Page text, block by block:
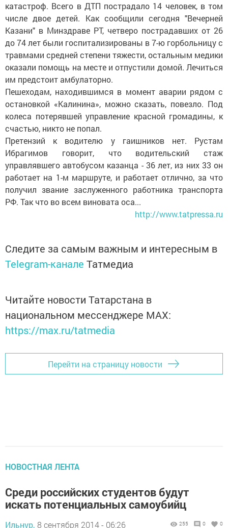
катастроф. Всего в ДТП пострадало 14 человек, в том
числе двое детей. Как сообщили сегодня "Вечерней
Казани" в Минздраве РТ, четверо пострадавших от 26
до 74 лет были госпитализированы в 7-ю горбольницу с
травмами средней степени тяжести, остальным медики
оказали помощь на месте и отпустили домой. Лечиться
им предстоит амбулаторно.
Пешеходам, находившимся в момент аварии рядом с
остановкой «Калинина», можно сказать, повезло. Под
колеса потерявшей управление красной громадины, к
счастью, никто не попал.
Претензий к водителю у гаишников нет. Рустам
Ибрагимов говорит, что водительский стаж
управлявшего автобусом казанца - 36 лет, из них 33 он
работает на 1-м маршруте, и работает отлично, за что
получил звание заслуженного работника транспорта
РФ. Так что во всем виновата оса...
http://www.tatpressa.ru
Следите за самым важным и интересным в
Telegram-канале Татмедиа
Читайте новости Татарстана в
национальном мессенджере MАХ:
https://max.ru/tatmedia
Перейти на страницу новости
НОВОСТНАЯ ЛЕНТА
Среди российских студентов будут
искать потенциальных самоубийц
Ильнур, 8 сентября 2014 - 06:26 255 0 0